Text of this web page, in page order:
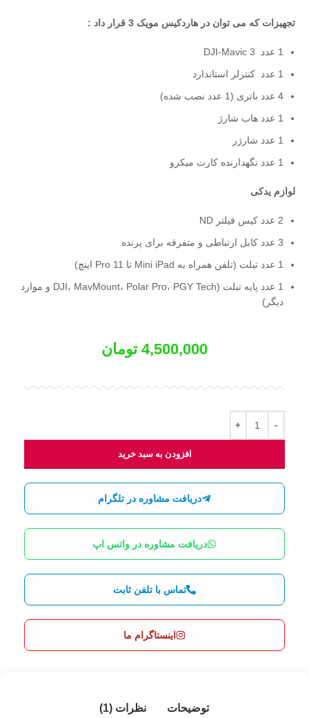
تجهیزات که می توان در هاردکیس مویک 3 قرار داد :
1 عدد DJI-Mavic 3
1 عدد کنترلر استاندارد
4 عدد باتری (1 عدد نصب شده)
1 عدد هاب شارژ
1 عدد شارژر
1 عدد نگهدارنده کارت میکرو
لوازم یدکی
2 عدد کیس فیلتر ND
3 عدد کابل ارتباطی و متفرقه برای پرنده
1 عدد تبلت (تلفن همراه به Mini iPad تا Pro 11 اینچ)
1 عدد پایه تبلت (DJI، MavMount، Polar Pro، PGY Tech و موارد
دیگر)
4,500,000 تومان
افزودن به سبد خرید
دریافت مشاوره در تلگرام
دریافت مشاوره در واتس اپ
تماس با تلفن ثابت
اینستاگرام ما
توضیحات نظرات (1)